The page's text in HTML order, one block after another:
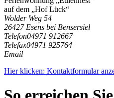
auf dem „Hof Lück“
Wolder Weg 54
26427 Esens bei Bensersiel
Telefon04971 912667
Telefax04971 925764
Email
Hier klicken: Kontaktformular